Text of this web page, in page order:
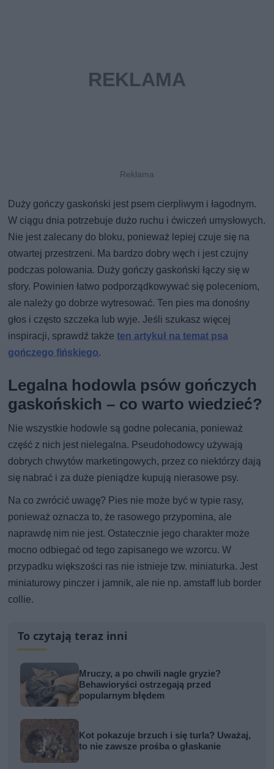
Duży gończy gaskoński jest psem cierpliwym i łagodnym.
W ciągu dnia potrzebuje dużo ruchu i ćwiczeń umysłowych.
Nie jest zalecany do bloku, ponieważ lepiej czuje się na
otwartej przestrzeni. Ma bardzo dobry węch i jest czujny
podczas polowania. Duży gończy gaskoński łączy się w
sfory. Powinien łatwo podporządkowywać się poleceniom,
ale należy go dobrze wytresować. Ten pies ma donośny
głos i często szczeka lub wyje. Jeśli szukasz więcej
inspiracji, sprawdź takżeten artykuł na temat psa
gończego fińskiego.
Legalna hodowla psów gończych
gaskońskich – co warto wiedzieć?
Nie wszystkie hodowle są godne polecania, ponieważ
część z nich jest nielegalna. Pseudohodowcy używają
dobrych chwytów marketingowych, przez co niektórzy dają
się nabrać i za duże pieniądze kupują nierasowe psy.
Na co zwrócić uwagę? Pies nie może być w typie rasy,
ponieważ oznacza to, że rasowego przypomina, ale
naprawdę nim nie jest. Ostatecznie jego charakter może
mocno odbiegać od tego zapisanego we wzorcu. W
przypadku większości ras nie istnieje tzw. miniaturka. Jest
miniaturowy pinczer i jamnik, ale nie np. amstaff lub border
collie.
To czytają teraz inni
Mruczy, a po chwili nagle gryzie?
Behawioryści ostrzegają przed
popularnym błędem
Kot pokazuje brzuch i się turla? Uważaj,
to nie zawsze prośba o głaskanie